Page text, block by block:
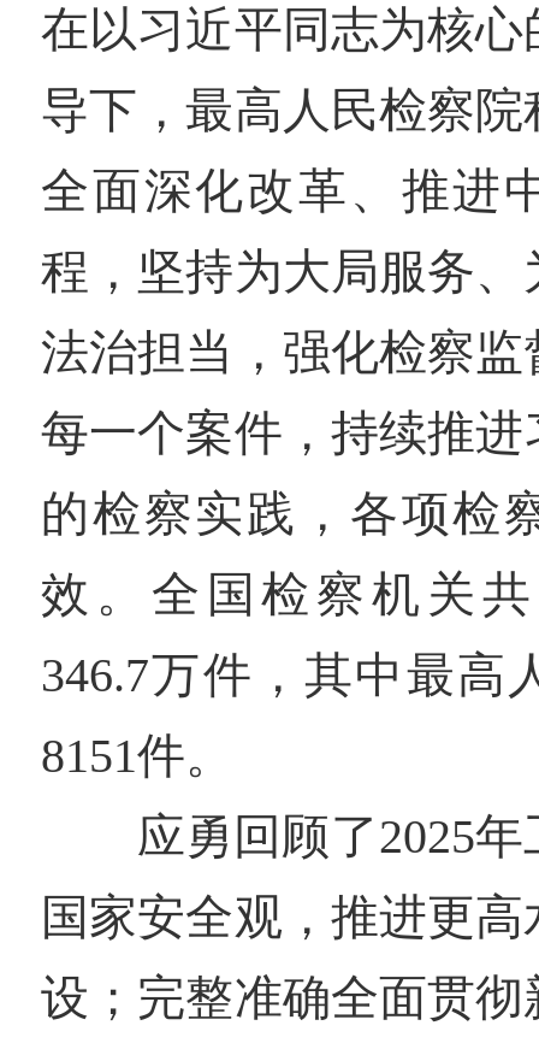
在以习近平同志为核
导下，最高人民检察
全面深化改革、推进
程，坚持为大局服务
法治担当，强化检察
每一个案件，持续推
的检察实践，各项检
效。全国检察机关
346.7万件，其中最高
8151件。
应勇回顾了2025
国家安全观，推进更
设；完整准确全面贯